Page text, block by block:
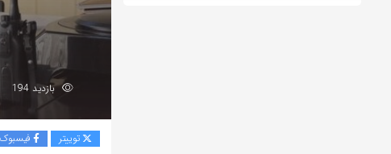
بازدید 194
توییتر فیسبوک